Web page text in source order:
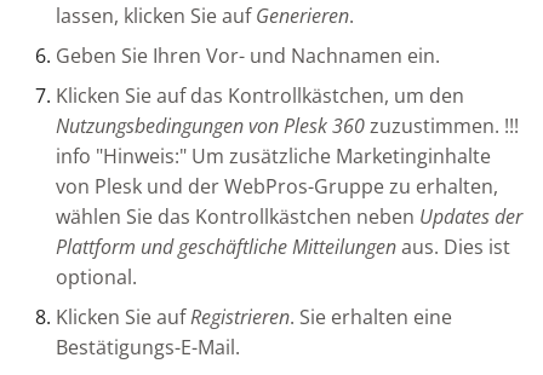
lassen, klicken Sie aufGenerieren.
Geben Sie Ihren Vor- und Nachnamen ein.
Klicken Sie auf das Kontrollkästchen, um den
Nutzungsbedingungen von Plesk 360zuzustimmen. !!!
info "Hinweis:" Um zusätzliche Marketinginhalte
von Plesk und der WebPros-Gruppe zu erhalten,
wählen Sie das Kontrollkästchen neben Updates der
Plattform und geschäftliche Mitteilungenaus. Dies ist
optional.
Klicken Sie aufRegistrieren. Sie erhalten eine
Bestätigungs-E-Mail.